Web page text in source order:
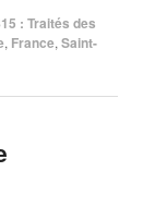
: Traités des
, France,Saint-